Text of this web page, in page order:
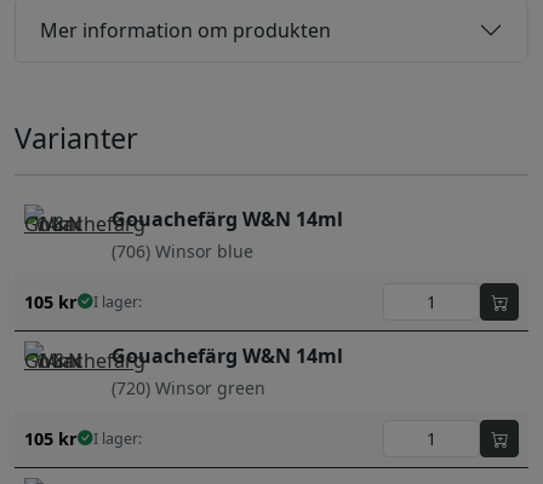
Mer information om produkten
Varianter
Gouachefärg W&N 14ml
(706) Winsor blue
105 kr I lager:
Gouachefärg W&N 14ml
(720) Winsor green
105 kr I lager: